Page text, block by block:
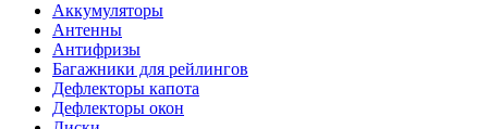
Аккумуляторы
Антенны
Антифризы
Багажники для рейлингов
Дефлекторы капота
Дефлекторы окон